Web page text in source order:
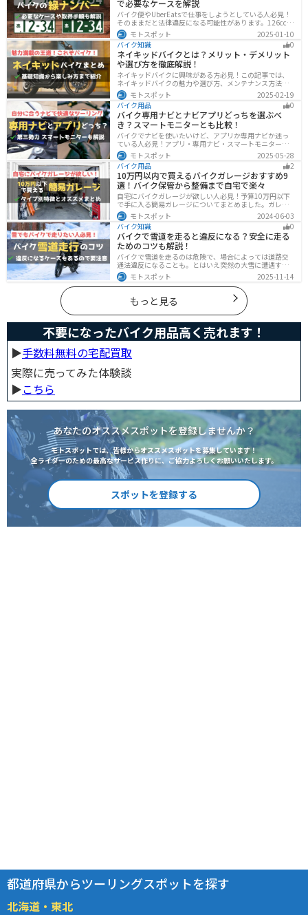
で必要なケースを解説
バイク便やUberEatsで仕事をしようとしている人必見！
そのままだと法律違反になる可能性があります。126cc以
上のバイクで運送事業を行う場合、緑ナンバー（事業
用）が必要になります。本記事では緑ナンバーの必要な
ケースや取得方法を解説します。
モトスポット
2025-01-10
バイク知識
0
ネイキッドバイクとは？メリット・デメリット
や選び方を徹底解説！
ネイキッドバイクに興味がある方必見！この記事では、
ネイキッドバイクの魅力や選び方、メンテナンス方法な
どを解説しています。実は、ネイキッドバイクは、操作
性に優れており、初心者にも優しいバイクです。この記
事を読めば、ネイキッドバイクへの理解が深まります。
モトスポット
2025-02-19
バイク用品
0
バイク専用ナビとナビアプリどっちを選ぶべ
き？スマートモニターとも比較！
バイクでナビを使いたいけど、アプリか専用ナビか迷っ
ている人必見！アプリ・専用ナビ・スマートモニターの
メリット、デメリット、どんな人にオススメなのかを解
説します。自分に合ったナビを見つけて快適なツーリン
グライフを送りましょう！
モトスポット
2025-05-28
バイク用品
2
10万円以内で買えるバイクガレージおすすめ9
選！バイク保管から整備まで自宅で楽々
自宅にバイクガレージが欲しい人必見！予算10万円以下
で手に入る簡易ガレージについてまとめました。ガレー
ジの種類やメリットデメリットからオススメ商品まで徹
底解説しますので、自宅にセキュリティの高いバイク保
管庫や整備場所が欲しい方は参考にしてください。
モトスポット
2024-06-03
バイク知識
0
バイクで雪道を走ると違反になる？安全に走る
ためのコツも解説！
バイクで雪道を走るのは危険で、場合によっては道路交
通法違反になることも。とはいえ突然の大雪に遭遇する
こともあります。この記事では、雪道で転倒しないため
の走り方のコツや滑り止め対策、雪道に強いバイクの特
徴まで詳しく解説します。
モトスポット 2025-11-14
もっと見る
不要になったバイク用品高く売れます！
▶︎手数料無料の宅配買取
実際に売ってみた体験談
▶︎こちら
あなたのオススメスポットを登録しませんか？
モトスポットでは、皆様からオススメスポットを募集しています！
全ライダーのための最高なサービス作りに、ご協力よろしくお願いいたします。
スポットを登録する
都道府県からツーリングスポットを探す
北海道・東北